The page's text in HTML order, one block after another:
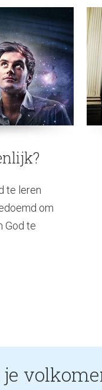
te leren
om
God te